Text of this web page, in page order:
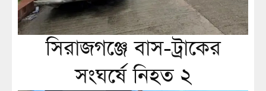
সিরাজগঞ্জে বাস-ট্রাকের
সংঘর্ষে নিহত ২